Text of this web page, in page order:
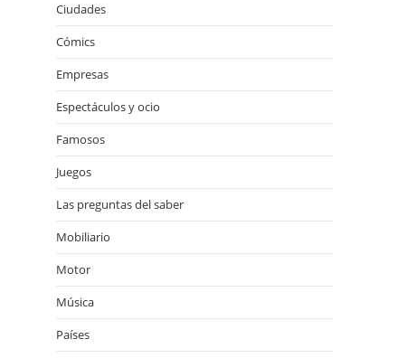
Ciudades
Cómics
Empresas
Espectáculos y ocio
Famosos
Juegos
Las preguntas del saber
Mobiliario
Motor
Música
Países